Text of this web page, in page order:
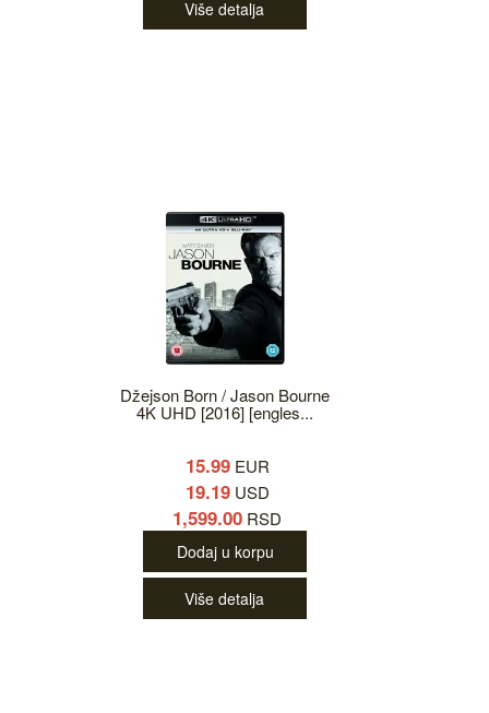
Više detalja
Džejson Born / Jason Bourne
4K UHD [2016] [engles...
15.99EUR
19.19USD
1,599.00 RSD
Dodaj u korpu
Više detalja